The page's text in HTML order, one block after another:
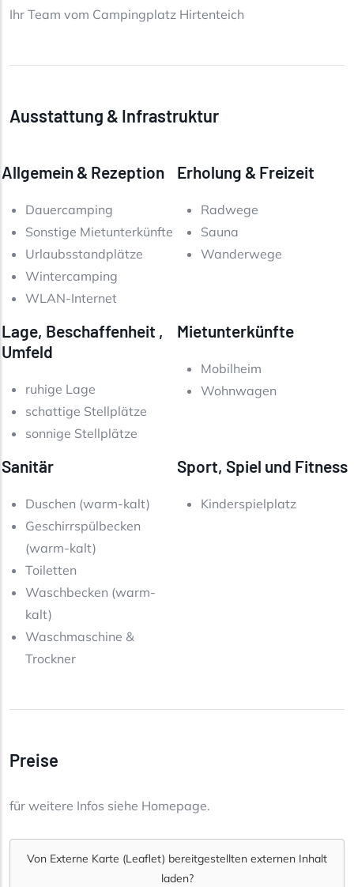
Ihr Team vom Campingplatz Hirtenteich
Ausstattung & Infrastruktur
Allgemein & Rezeption
Dauercamping
Sonstige Mietunterkünfte
Urlaubsstandplätze
Wintercamping
WLAN-Internet
Erholung & Freizeit
Radwege
Sauna
Wanderwege
Lage, Beschaffenheit ,
Umfeld
ruhige Lage
schattige Stellplätze
sonnige Stellplätze
Mietunterkünfte
Mobilheim
Wohnwagen
Sanitär
Duschen (warm-kalt)
Geschirrspülbecken
(warm-kalt)
Toiletten
Waschbecken (warm-
kalt)
Waschmaschine &
Trockner
Sport, Spiel und Fitness
Kinderspielplatz
Preise
für weitere Infos siehe Homepage.
Von Externe Karte (Leaflet) bereitgestellten externen Inhalt
laden?